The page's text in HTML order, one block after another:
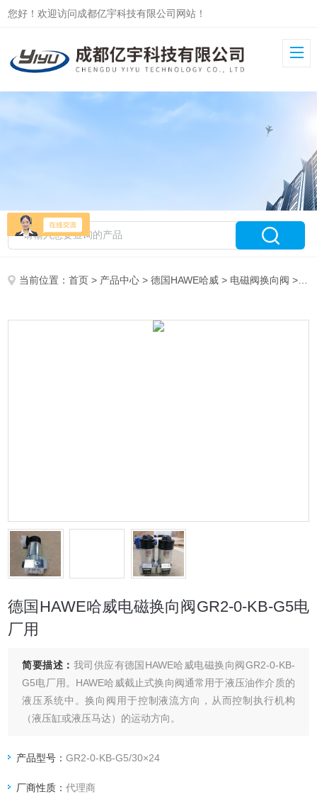
您好！欢迎访问成都亿宇科技有限公司网站！
当前位置：首页 > 产品中心 >德国HAWE哈威 > 电磁阀换向阀 > GR2-0-KB-G5/30×24德国HAWE哈威电磁换向阀GR2-0-KB-G5电厂用
德国HAWE哈威电磁换向阀GR2-0-KB-G5电
厂用
简要描述： 我司供应有德国HAWE哈威电磁换向阀GR2-0-KB-
G5电厂用。HAWE哈威截止式换向阀通常用于液压油作介质的
液压系统中。换向阀用于控制液流方向，从而控制执行机构
（液压缸或液压马达）的运动方向。
产品型号：GR2-0-KB-G5/30×24
厂商性质：代理商